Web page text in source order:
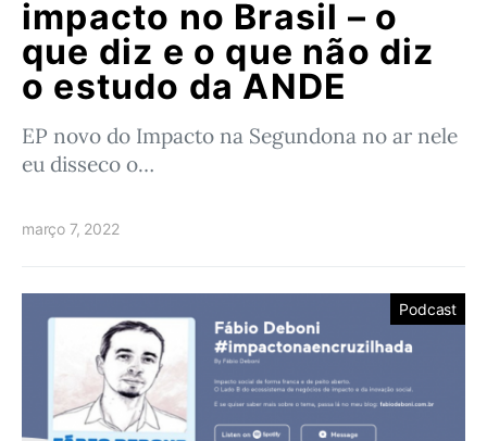
impacto no Brasil – o
que diz e o que não diz
o estudo da ANDE
EP novo do Impacto na Segundona no ar nele
eu disseco o…
março 7, 2022
Podcast